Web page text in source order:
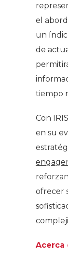
el
un
de
tiempo
Con
en su
ofrecer
Acerca